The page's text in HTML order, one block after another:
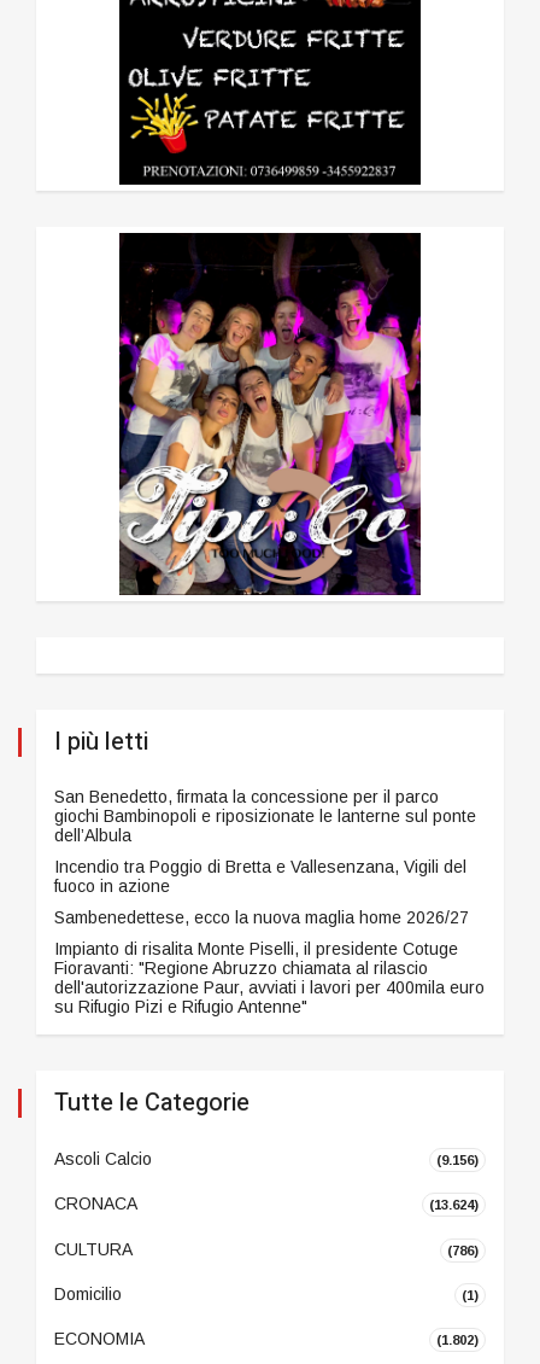
I più letti
San Benedetto, firmata la concessione per il parco
giochi Bambinopoli e riposizionate le lanterne sul ponte
dell’Albula
Incendio tra Poggio di Bretta e Vallesenzana, Vigili del
fuoco in azione
Sambenedettese, ecco la nuova maglia home 2026/27
Impianto di risalita Monte Piselli, il presidente Cotuge
Fioravanti: "Regione Abruzzo chiamata al rilascio
dell'autorizzazione Paur, avviati i lavori per 400mila euro
su Rifugio Pizi e Rifugio Antenne"
Tutte le Categorie
Ascoli Calcio (9.156)
CRONACA (13.624)
CULTURA (786)
Domicilio (1)
ECONOMIA (1.802)